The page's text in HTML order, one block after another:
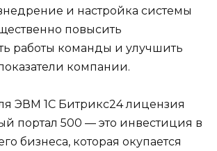
и настройка системы
повысить
работы команды и улучшить
компании.
ЭВМ 1С Битрикс24 лицензия
портал 500 — это инвестиция в
бизнеса, которая окупается